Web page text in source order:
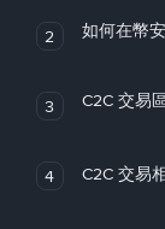
2 如何在幣
3 C2C 交易
4 C2C 交易